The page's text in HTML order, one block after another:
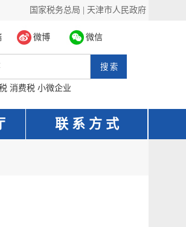
国家税务总局 天津市人民政府
微博 微信
消费税 小微企业
联 系 方 式